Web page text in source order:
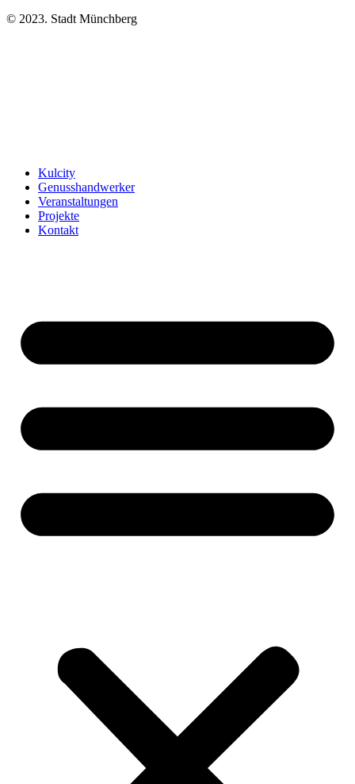
© 2023. Stadt Münchberg
Kulcity
Genusshandwerker
Veranstaltungen
Projekte
Kontakt